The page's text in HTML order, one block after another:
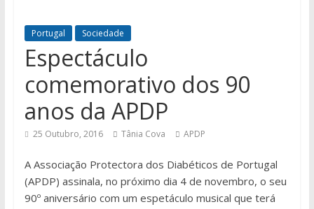
Portugal Sociedade
Espectáculo
comemorativo dos 90
anos da APDP
25 Outubro, 2016 Tânia Cova APDP
A Associação Protectora dos Diabéticos de Portugal
(APDP) assinala, no próximo dia 4 de novembro, o seu
90º aniversário com um espetáculo musical que terá